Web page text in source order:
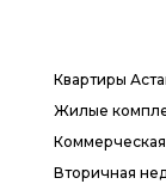
Квартиры
Жилые
Вторичная